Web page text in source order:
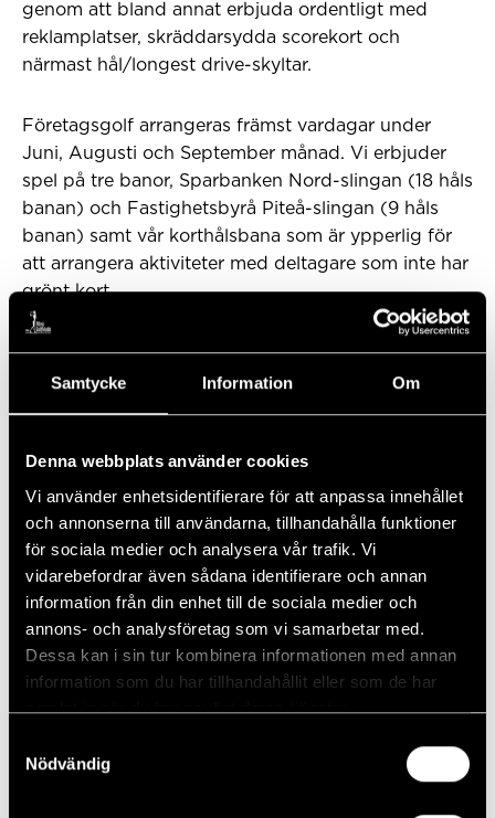
Samtycke Information Om
Denna webbplats använder cookies
Vi använder enhetsidentifierare för att anpassa innehållet
och annonserna till användarna, tillhandahålla funktioner
för sociala medier och analysera vår trafik. Vi
vidarebefordrar även sådana identifierare och annan
information från din enhet till de sociala medier och
annons- och analysföretag som vi samarbetar med.
Dessa kan i sin tur kombinera informationen med annan
information som du har tillhandahållit eller som de har
samlat in när du har använt deras tjänster.
Nödvändig
genom att bland annat erbjuda ordentligt med
reklamplatser, skräddarsydda scorekort och
närmast hål/longest drive-skyltar.
Företagsgolf arrangeras främst vardagar under
Juni, Augusti och September månad. Vi erbjuder
spel på tre banor, Sparbanken Nord-slingan (18 håls
banan) och Fastighetsbyrå Piteå-slingan (9 håls
banan) samt vår korthålsbana som är ypperlig för
att arrangera aktiviteter med deltagare som inte har
grönt kort.
Vi har skapat två stycken grundpaket med samma
förutsättningar och tillvalsmöjligheter men på olika
Vad som ingår i dessa grundpaket är följande:
Lottning och utskrivning av startlistor
Utskrift av skräddarsydda scorekort
Incheckning och eventuell utdelning av startpaket
Starter
Resultatservice
Skräddarsydda skyltar för närmast hål/longest